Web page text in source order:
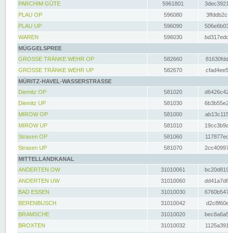
PARCHIM GÜTE
5961801
PLAU OP
596080
PLAU UP
596090
WAREN
596030
MÜGGELSPREE
GROSSE TRÄNKE WEHR OP
582660
GROSSE TRÄNKE WEHR UP
582670
MÜRITZ-HAVEL-WASSERSTRASSE
Diemitz OP
581020
Diemitz UP
581030
MIROW OP
581000
MIROW UP
581010
Strasen OP
581060
Strasen UP
581070
MITTELLANDKANAL
ANDERTEN OW
31010061
ANDERTEN UW
31010060
BAD ESSEN
31010030
BERENBUSCH
31010042
BRAMSCHE
31010020
BROXTEN
31010032